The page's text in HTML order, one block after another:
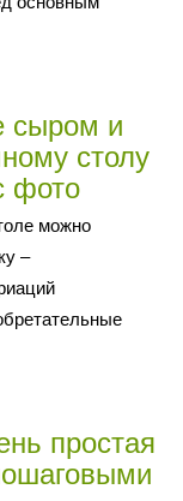
сыром и
столу
фото
можно
–
простая